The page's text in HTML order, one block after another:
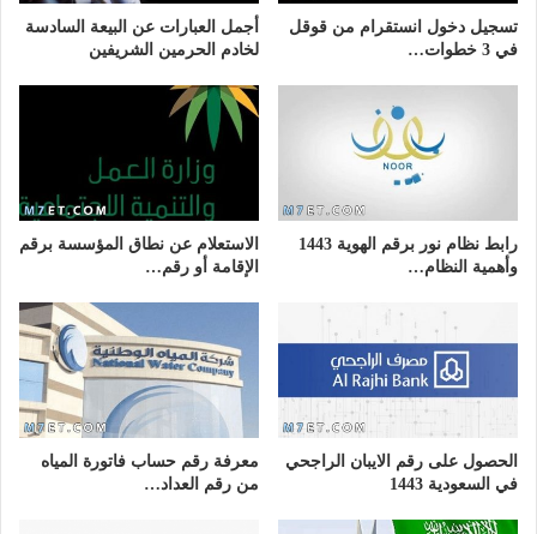
تسجيل دخول انستقرام من قوقل
في 3 خطوات…
أجمل العبارات عن البيعة السادسة
لخادم الحرمين الشريفين
رابط نظام نور برقم الهوية 1443
وأهمية النظام…
الاستعلام عن نطاق المؤسسة برقم
الإقامة أو رقم…
الحصول على رقم الايبان الراجحي
في السعودية 1443
معرفة رقم حساب فاتورة المياه
من رقم العداد…